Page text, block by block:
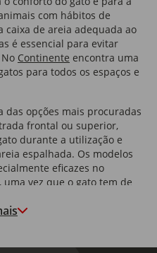
com hábitos de
de areia adequada ao
é essencial para evitar
Continente encontra uma
para todos os espaços e
das opções mais procuradas
frontal ou superior,
durante a utilização e
espalhada. Os modelos
eficazes no
vez que o gato tem de
para lares com cães,
e higiene, a caixa